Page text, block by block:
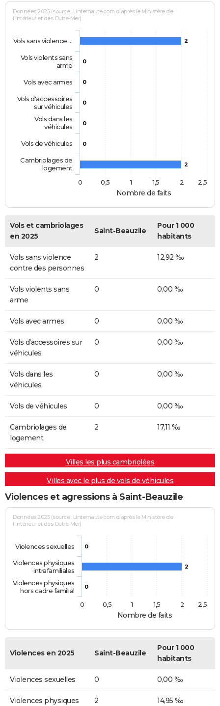
Nombre de faits
Données 2025 (source : Linternaute.com d'après le Ministère de
l'Intérieur et des Outre-Mer)
2
0
0
0
0
0
2
Vols sans violence …
Vols violents sans
arme
Vols avec armes
Vols d'accessoires
sur véhicules
Vols dans les
véhicules
Vols de véhicules
Cambriolages de
logement
0
0,5 1 1,5 2 2,5
Vols et cambriolages
en 2025
Saint-Beauzile
Pour 1 000
habitants
Vols sans violence
contre des personnes
2 12,92 ‰
Vols violents sans
arme
0 0,00 ‰
Vols avec armes 0 0,00 ‰
Vols d'accessoires sur
véhicules
0 0,00 ‰
Vols dans les
véhicules
0 0,00 ‰
Vols de véhicules 0 0,00 ‰
Cambriolages de
logement
2 17,11 ‰
Villes les plus cambriolées
Villes avec le plus de vols de véhicules
Violences et agressions à Saint-Beauzile
Nombre de faits
Données 2025 (source : Linternaute.com d'après le Ministère de
l'Intérieur et des Outre-Mer)
0
2
0
Violences sexuelles
Violences physiques
intrafamiliales
Violences physiques
hors cadre familial
0
0,5 1 1,5 2 2,5
Violences en 2025 Saint-Beauzile
Pour 1 000
habitants
Violences sexuelles 0 0,00 ‰
Violences physiques
2 14,95 ‰